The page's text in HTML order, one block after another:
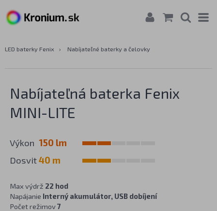
LED baterky Fenix › Nabíjateľné baterky a čelovky
Nabíjateľná baterka Fenix
MINI-LITE
Výkon 150 lm
Dosvit40 m
Max výdrž 22 hod
Napájanie Interný akumulátor, USB dobíjení
Počet režimov7